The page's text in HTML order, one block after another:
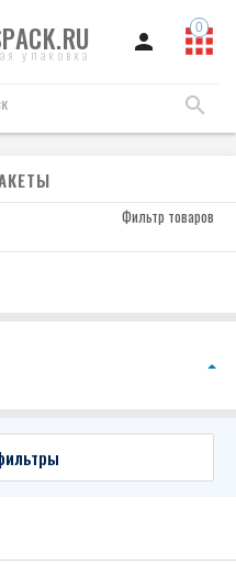
упаковка
Фильтр товаров